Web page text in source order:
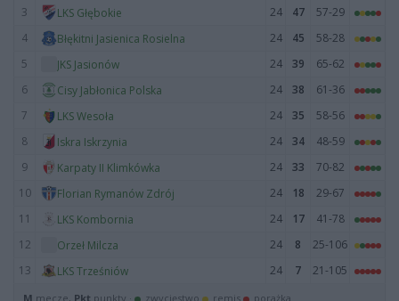
3
LKS Głębokie 24 47
57-29
4
Błękitni Jasienica Rosielna 24 45
58-28
5
JKS Jasionów 24 39
65-62
6
Cisy Jabłonica Polska 24 38
61-36
7
LKS Wesoła 24 35
58-56
8
Iskra Iskrzynia 24 34
48-59
9
Karpaty II Klimkówka 24 33
70-82
10
Florian Rymanów Zdrój 24 18
29-67
11
LKS Kombornia 24 17
41-78
12
Orzeł Milcza 24 8
25-106
13
LKS Trześniów 24 7 21-105
M mecze, Pkt punkty · zwycięstwo remis porażka